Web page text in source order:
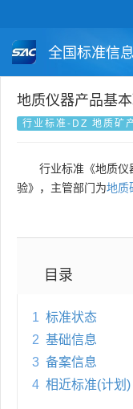
全国标准信
国家标准
国外标准
地质仪器产品基
行业标准-DZ 地质矿
行业标准《地质
验》，主管部门为地质
目录
1 标准状态
2 基础信息
3 备案信息
4 相近标准(计划)